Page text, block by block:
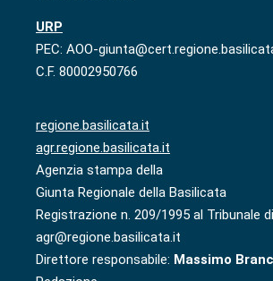
URP
PEC: AOO-
C.F. 80002950766
regione.basilicata.it
agr.regione.basilicata.it
Agenzia stampa della
Giunta Regionale della Basilicata
Registrazione n. 209/1995 al Tribunale
agr@regione.basilicata.it
Direttore responsabile: Massimo